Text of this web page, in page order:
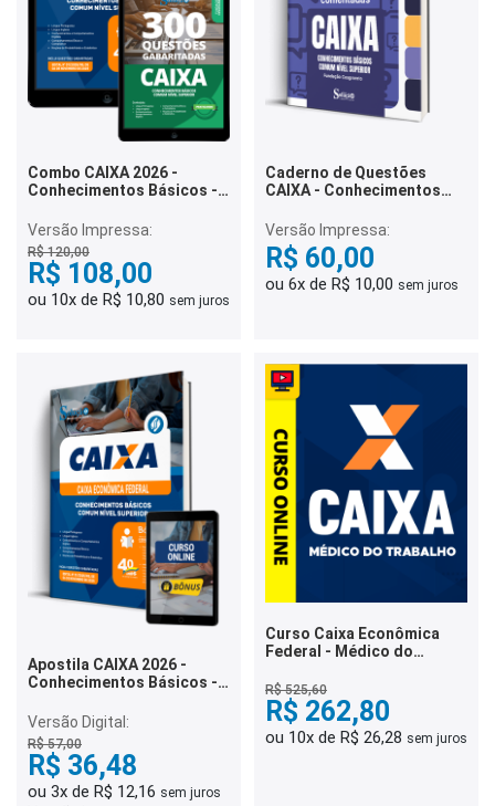
Combo CAIXA 2026 -
Conhecimentos Básicos -
Versão Impressa:
R$ 120,00
R$ 108,00
ou 10x de R$ 10,80 sem juros
Caderno de Questões
CAIXA - Conhecimentos
Superior - 200 Questões
Comentadas
Versão Impressa:
R$ 60,00
ou 6x de R$ 10,00 sem juros
Apostila CAIXA 2026 -
Conhecimentos Básicos -
Versão Digital:
R$ 57,00
R$ 36,48
ou 3x de R$ 12,16 sem juros
Curso Caixa Econômica
Federal - Médico do
R$ 525,60
R$ 262,80
ou 10x de R$ 26,28 sem juros